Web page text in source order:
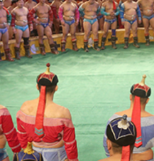
хөрөнгө 7.6 тэрбум төгрөгөөр